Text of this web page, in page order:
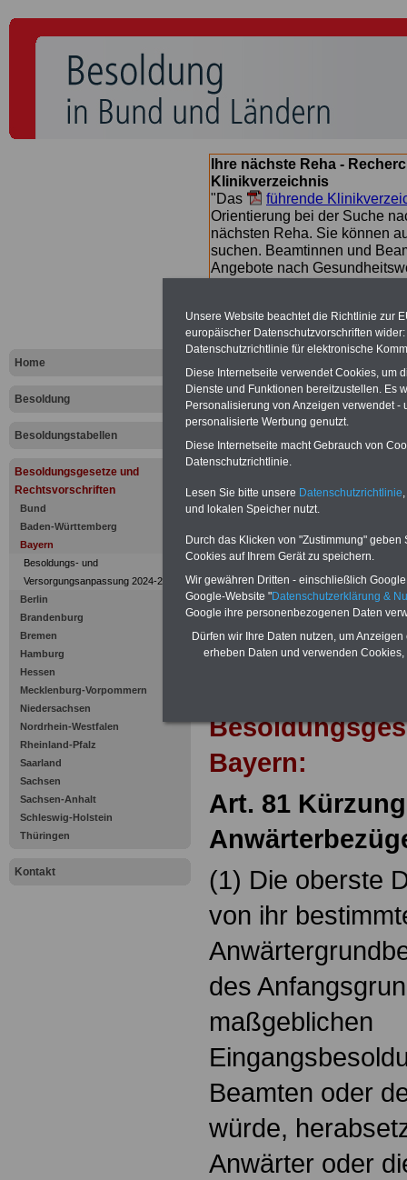
Home
Besoldung
Besoldungstabellen
Besoldungsgesetze und
Rechtsvorschriften
Bund
Baden-Württemberg
Bayern
Besoldungs- und
Versorgungsanpassung 2024-2025
Berlin
Brandenburg
Bremen
Hamburg
Hessen
Mecklenburg-Vorpommern
Niedersachsen
Nordrhein-Westfalen
Rheinland-Pfalz
Saarland
Sachsen
Sachsen-Anhalt
Schleswig-Holstein
Thüringen
Kontakt
Ihre nächste Reha -
Klinikverzeichnis
"Das
führende
Orientierung bei der Suche
nächsten Reha. Sie können
suchen. Beamtinnen und
Angebote nach
Landes
Kürzung
Bayern:
Art. 81
(1) Die oberste
von ihr
des
maßgeblichen
Beamten oder
würde,
Anwärter oder
Unsere Website beachtet die Richtlinie zur
europäischer Datenschutzvorschriften
Datenschutzrichtlinie für elektronische
Diese Internetseite verwendet Cookies, um
Dienste und Funktionen bereitzustellen. Es
Personalisierung von Anzeigen verwendet
personalisierte Werbung genutzt.
Diese Internetseite macht Gebrauch von
Datenschutzrichtlinie.
Lesen Sie bitte unsere Datenschutzrichtlinie
und lokalen Speicher nutzt.
Durch das Klicken von "Zustimmung"
Cookies auf Ihrem Gerät zu speichern.
Wir gewähren Dritten - einschließlich
Google-Website "Datenschutzerklärung &
Google ihre personenbezogenen Daten
Dürfen wir Ihre Daten nutzen, um
erheben Daten und verwenden